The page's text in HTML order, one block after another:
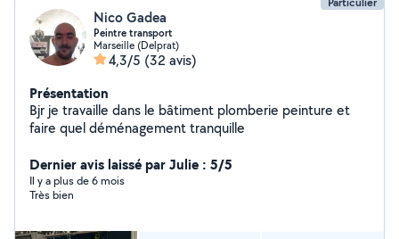
Nico Gadea
Peintre transport
Marseille (Delprat)
4,3/5 (32 avis)
Présentation
Bjr je travaille dans le bâtiment plomberie peinture et
faire quel déménagement tranquille
Dernier avis laissé par Julie : 5/5
Il y a plus de 6 mois
Très bien